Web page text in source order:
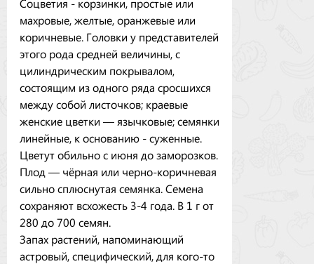
Соцветия - корзинки, простые или
махровые, желтые, оранжевые или
коричневые. Головки у представителей
этого рода средней величины, с
цилиндрическим покрывалом,
состоящим из одного ряда сросшихся
между собой листочков; краевые
женские цветки — язычковые; семянки
линейные, к основанию - суженные.
Цветут обильно с июня до заморозков.
Плод — чёрная или черно-коричневая
сильно сплюснутая семянка. Семена
сохраняют всхожесть 3-4 года. В 1 г от
280 до 700 семян.
Запах растений, напоминающий
астровый, специфический, для кого-то